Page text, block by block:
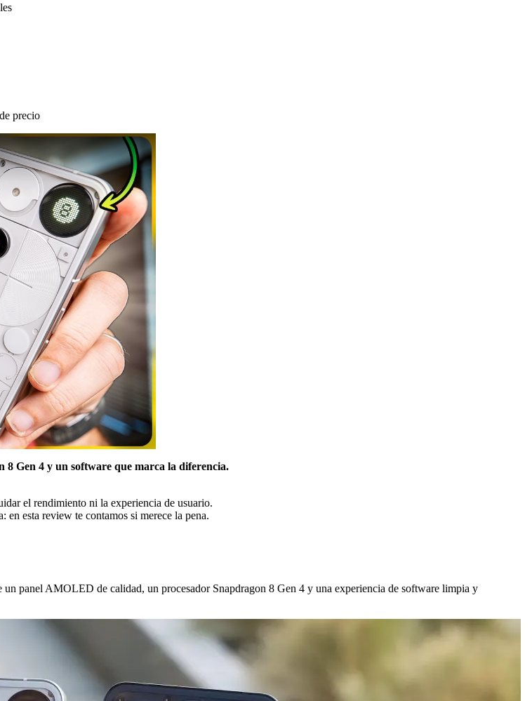
precio
Gen 4 y un software que marca la diferencia.
el rendimiento ni la experiencia de usuario.
esta review te contamos si merece la pena.
panel AMOLED de calidad, un procesador Snapdragon 8 Gen 4 y una experiencia de software limpia y